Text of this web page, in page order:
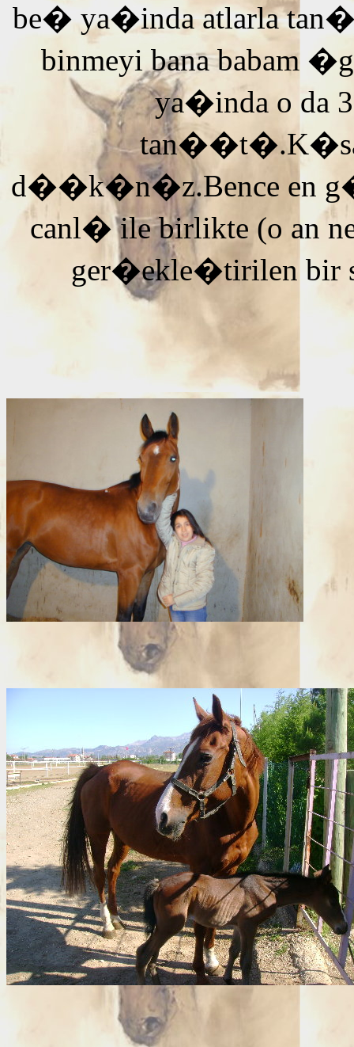
be� ya�inda atlarla
binmeyi bana babam
ya�inda o da
d��k�n�z.Bence en
canl� ile birlikte (o an
ger�ekle�tirilen bir